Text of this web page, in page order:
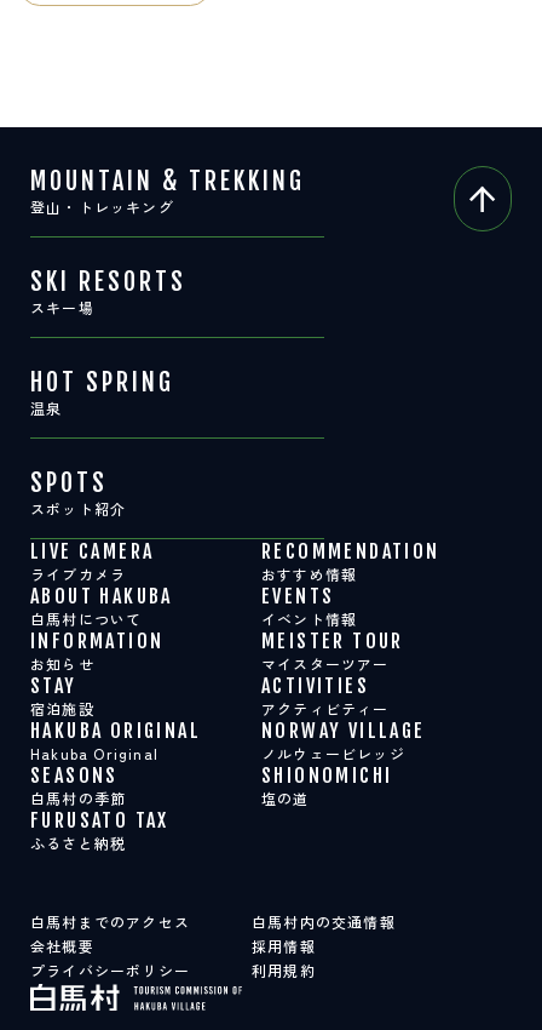
お問い合わせ
白馬村観光局インフォメーション
Snow Peak LAND STATION HAKUBA内
MOUNTAIN & TREKKING
登山・トレッキング
SKI RESORTS
スキー場
HOT SPRING
温泉
SPOTS
スポット紹介
LIVE CAMERA
ライブカメラ
RECOMMENDATION
おすすめ情報
ABOUT HAKUBA
白馬村について
EVENTS
イベント情報
INFORMATION
お知らせ
MEISTER TOUR
マイスターツアー
STAY
宿泊施設
ACTIVITIES
アクティビティー
HAKUBA ORIGINAL
Hakuba Original
NORWAY VILLAGE
ノルウェービレッジ
SEASONS
白馬村の季節
SHIONOMICHI
塩の道
FURUSATO TAX
ふるさと納税
白馬村までのアクセス
白馬村内の交通情報
会社概要
採用情報
プライバシーポリシー
利用規約